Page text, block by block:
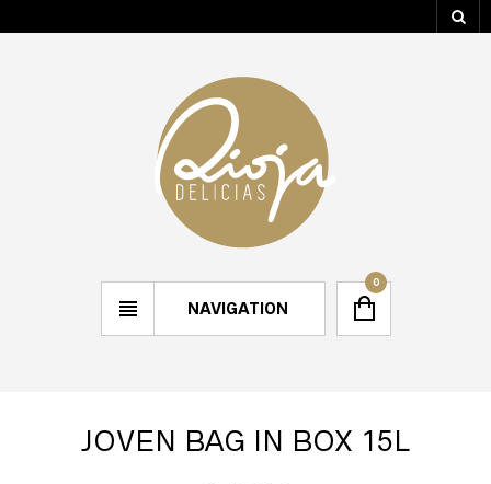
NAVIGATION
0
JOVEN BAG IN BOX 15L